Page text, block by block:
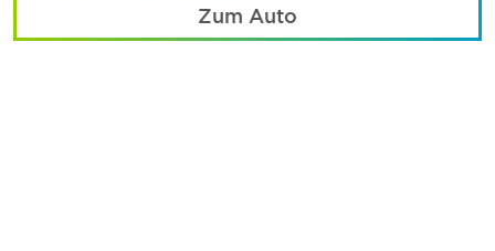
Zum Auto